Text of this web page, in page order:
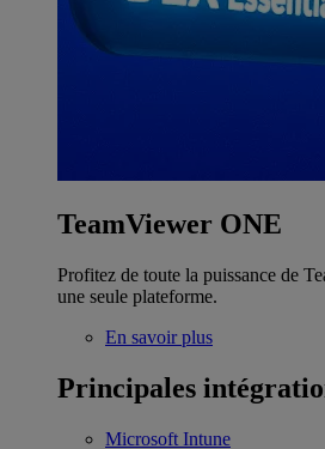
TeamViewer ONE
Profitez de toute la puissance de
une seule plateforme.
En savoir plus
Principales
Microsoft Intune